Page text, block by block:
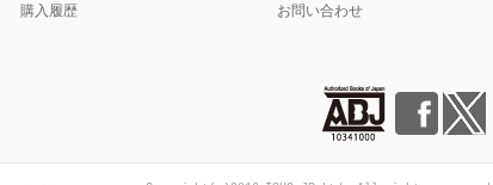
購入履歴
お問い合わせ